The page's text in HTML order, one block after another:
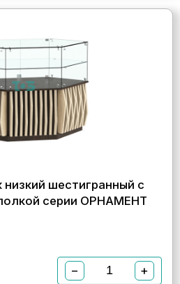
шестигранный с
серии ОРНАМЕНТ
− +